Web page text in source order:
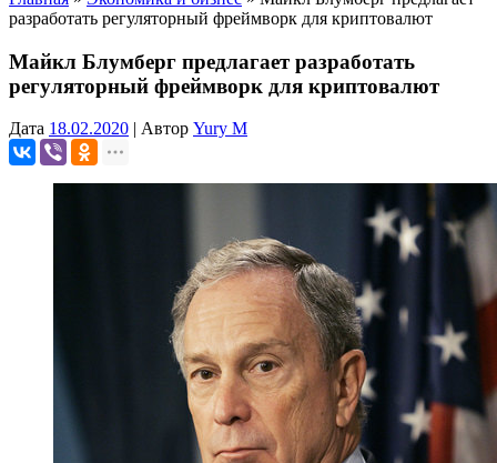
разработать регуляторный фреймворк для криптовалют
Майкл Блумберг предлагает разработать
регуляторный фреймворк для криптовалют
Дата 18.02.2020 | Автор Yury M